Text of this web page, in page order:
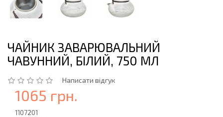
ЧАЙНИК ЗАВАРЮВАЛЬНИЙ
ЧАВУННИЙ, БІЛИЙ, 750 МЛ
Написати відгук
1065 грн.
1107201